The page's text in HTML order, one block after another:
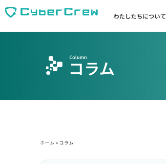
わたしたちについて
コラム
Column
ホーム » コラム